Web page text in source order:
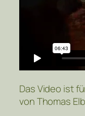
Das Video ist
von Thomas